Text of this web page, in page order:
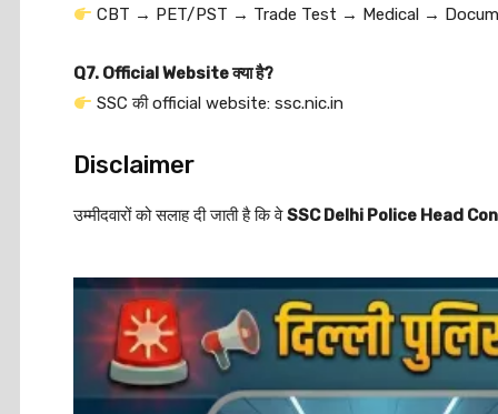
CBT → PET/PST → Trade Test → Medical →
Q7. Official Website क्या है?
SSC की official website: ssc.nic.in
Disclaimer
उम्मीदवारों को सलाह दी जाती है कि वेSSC Delhi Police Head